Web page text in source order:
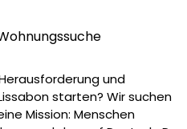
und
starten? Wir suchen
Mission: Menschen